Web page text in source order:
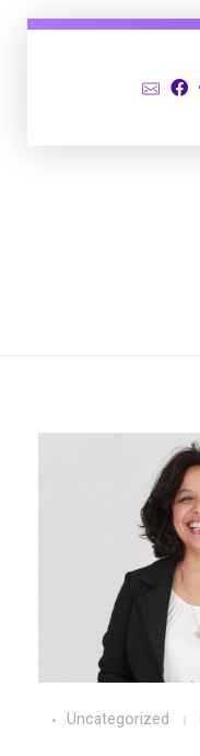
Uncategorized